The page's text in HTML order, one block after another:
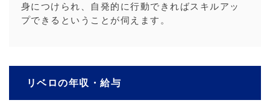
身につけられ、自発的に行動できればスキルアッ
プできるということが伺えます。
リベロの年収・給与